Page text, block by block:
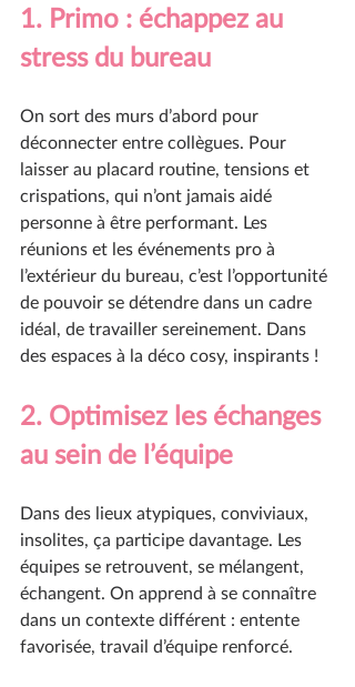
1. Primo : échappez au
stress du bureau
On sort des murs d’abord pour
déconnecter entre collègues. Pour
laisser au placard routine, tensions et
crispations, qui n’ont jamais aidé
personne à être performant. Les
réunions et les événements pro à
l’extérieur du bureau, c’est l’opportunité
de pouvoir se détendre dans un cadre
idéal, de travailler sereinement. Dans
des espaces à la déco cosy, inspirants !
2. Optimisez les échanges
au sein de l’équipe
Dans des lieux atypiques, conviviaux,
insolites, ça participe davantage. Les
équipes se retrouvent, se mélangent,
échangent. On apprend à se connaître
dans un contexte différent : entente
favorisée, travail d’équipe renforcé.